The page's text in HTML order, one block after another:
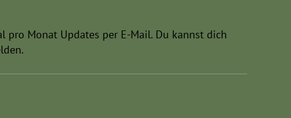
pro Monat Updates per E-Mail. Du kannst dich